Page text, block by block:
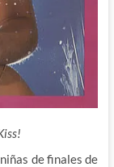
de finales de